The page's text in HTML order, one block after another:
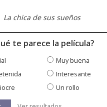
La chica de sus sueños
te parece la película?
Muy buena
Interesante
Un rollo